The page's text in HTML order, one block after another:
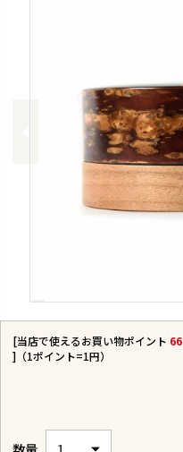
Previous
[当店で使えるお買い物ポイント 66
]（1ポイント=1円）